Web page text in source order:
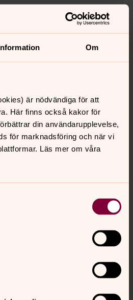
Om
är nödvändiga för att
Här finns också kakor för
din användarupplevelse,
för marknadsföring och när vi
Läs mer om våra